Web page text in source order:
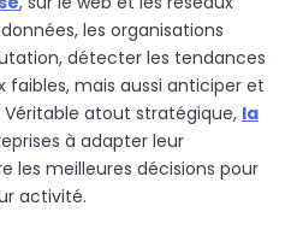
les organisations
détecter les tendances
faibles, mais aussi anticiper et
atout stratégique, la
à adapter leur
les meilleures décisions pour
activité.